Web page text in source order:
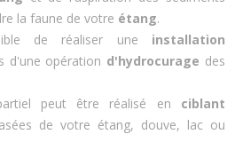
la faune de votre étang.
de réaliser une installation
d'une opération d'hydrocurage des
peut être réalisé en ciblant
de votre étang, douve, lac ou